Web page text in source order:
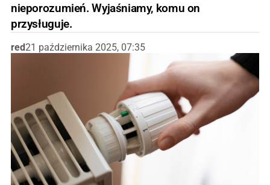
nieporozumień. Wyjaśniamy, komu on
przysługuje.
red21 października 2025, 07:35